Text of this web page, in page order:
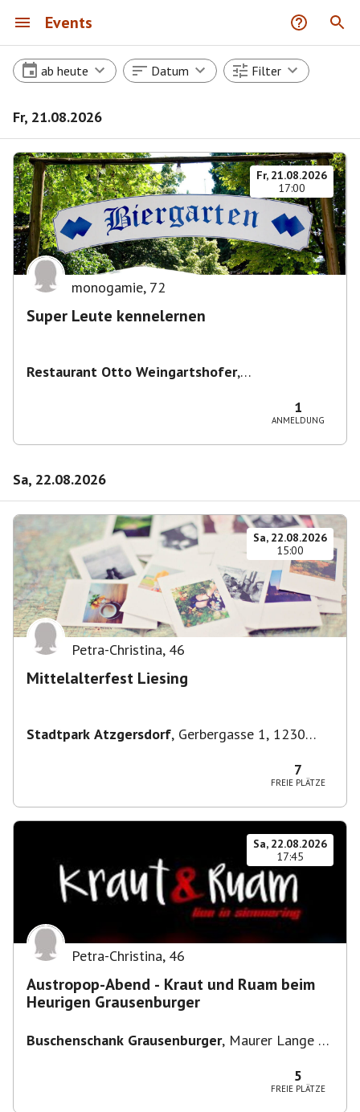
Events
ab heute Datum Filter
Fr, 21.08.2026
Fr, 21.08.2026
17:00
monogamie, 72
Super Leute kennelernen
Restaurant Otto Weingartshofer,
1
ANMELDUNG
Sa, 22.08.2026
Sa, 22.08.2026
15:00
Petra-Christina, 46
Mittelalterfest Liesing
Stadtpark Atzgersdorf, Gerbergasse 1, 1230
7
FREIE PLÄTZE
Sa, 22.08.2026
17:45
Petra-Christina, 46
Austropop-Abend - Kraut und Ruam beim
Heurigen Grausenburger
Buschenschank Grausenburger, Maurer Lange G.
5
FREIE PLÄTZE